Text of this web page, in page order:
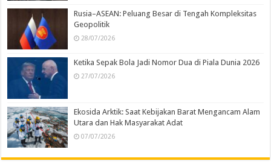
Rusia–ASEAN: Peluang Besar di Tengah Kompleksitas
Geopolitik
28/07/2026
Ketika Sepak Bola Jadi Nomor Dua di Piala Dunia 2026
27/07/2026
Ekosida Arktik: Saat Kebijakan Barat Mengancam Alam
Utara dan Hak Masyarakat Adat
07/07/2026